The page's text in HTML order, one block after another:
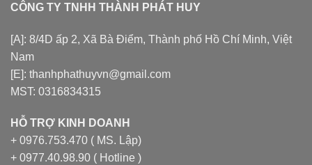
CÔNG TY TNHH THÀNH PHÁT HUY
[A]: 8/4D ấp 2, Xã Bà Điểm, Thành phố Hồ Chí Minh, Việt
Nam
[E]: thanhphathuyvn@gmail.com
MST: 0316834315
HỖ TRỢ KINH DOANH
+ 0976.753.470 ( MS. Lập)
+ 0977.40.98.90 ( Hotline )